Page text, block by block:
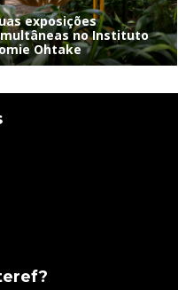
exposições
no Instituto
Ohtake